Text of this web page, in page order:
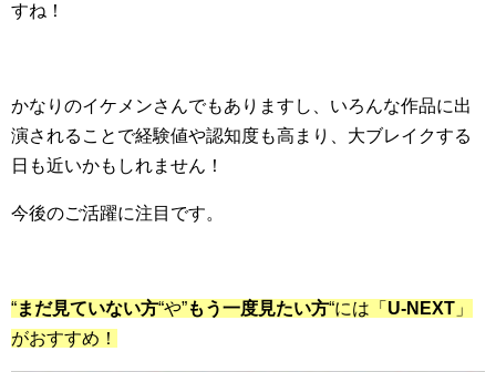
すね！
かなりのイケメンさんでもありますし、いろんな作品に出
演されることで経験値や認知度も高まり、大ブレイクする
日も近いかもしれません！
今後のご活躍に注目です。
“まだ見ていない方“や”もう一度見たい方“には「 U-NEXT 」
がおすすめ！